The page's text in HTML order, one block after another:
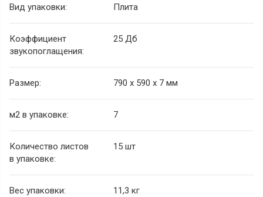
Вид упаковки: Плита
Коэффициент
звукопоглащения:
25 Дб
Размер: 790 х 590 х 7 мм
м2 в упаковке: 7
Количество листов
в упаковке:
15 шт
Вес упаковки: 11,3 кг